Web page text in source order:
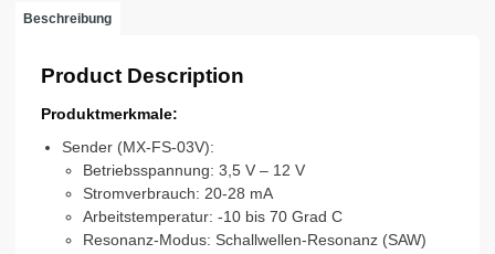
Beschreibung
Product Description
Produktmerkmale:
Sender (MX-FS-03V):
Betriebsspannung: 3,5 V – 12 V
Stromverbrauch: 20-28 mA
Arbeitstemperatur: -10 bis 70 Grad C
Resonanz-Modus: Schallwellen-Resonanz (SAW)